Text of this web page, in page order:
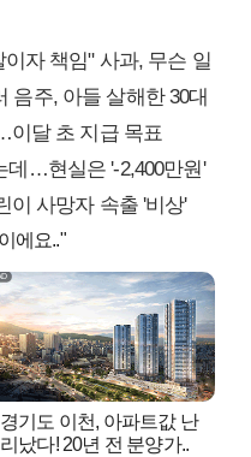
자 책임" 사과, 무슨 일
음주, 아들 살해한 30대
이달 초 지급 목표
데…현실은 '-2,400만원'
이 사망자 속출 '비상'
에요.."
경기도 이천, 아파트값 난
리났다! 20년 전 분양가..